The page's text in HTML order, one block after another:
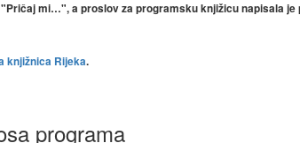
mi…", a proslov za programsku knjižicu napisala
knjižnica Rijeka.
programa